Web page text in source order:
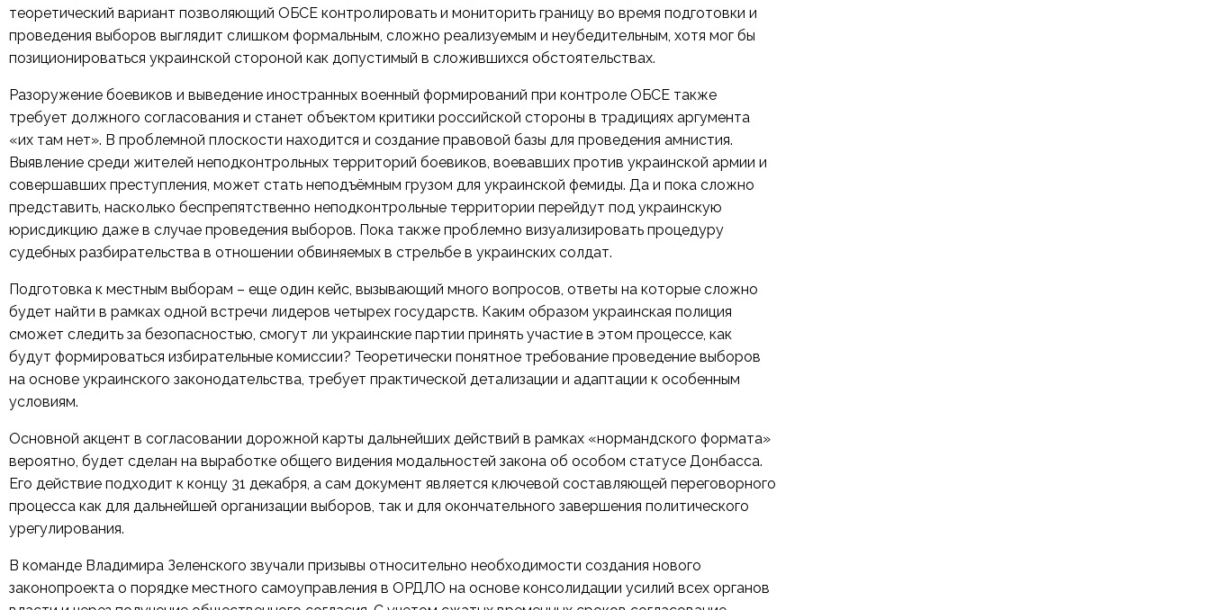
теоретический вариант позволяющий ОБСЕ контролировать и мониторить границу во время подготовки и
проведения выборов выглядит слишком формальным, сложно реализуемым и неубедительным, хотя мог бы
позиционироваться украинской стороной как допустимый в сложившихся обстоятельствах.
Разоружение боевиков и выведение иностранных военный формирований при контроле ОБСЕ также
требует должного согласования и станет объектом критики российской стороны в традициях аргумента
«их там нет». В проблемной плоскости находится и создание правовой базы для проведения амнистия.
Выявление среди жителей неподконтрольных территорий боевиков, воевавших против украинской армии и
совершавших преступления, может стать неподъёмным грузом для украинской фемиды. Да и пока сложно
представить, насколько беспрепятственно неподконтрольные территории перейдут под украинскую
юрисдикцию даже в случае проведения выборов. Пока также проблемно визуализировать процедуру
судебных разбирательства в отношении обвиняемых в стрельбе в украинских солдат.
Подготовка к местным выборам – еще один кейс, вызывающий много вопросов, ответы на которые сложно
будет найти в рамках одной встречи лидеров четырех государств. Каким образом украинская полиция
сможет следить за безопасностью, смогут ли украинские партии принять участие в этом процессе, как
будут формироваться избирательные комиссии? Теоретически понятное требование проведение выборов
на основе украинского законодательства, требует практической детализации и адаптации к особенным
условиям.
Основной акцент в согласовании дорожной карты дальнейших действий в рамках «нормандского формата»
вероятно, будет сделан на выработке общего видения модальностей закона об особом статусе Донбасса.
Его действие подходит к концу 31 декабря, а сам документ является ключевой составляющей переговорного
процесса как для дальнейшей организации выборов, так и для окончательного завершения политического
урегулирования.
В команде Владимира Зеленского звучали призывы относительно необходимости создания нового
законопроекта о порядке местного самоуправления в ОРДЛО на основе консолидации усилий всех органов